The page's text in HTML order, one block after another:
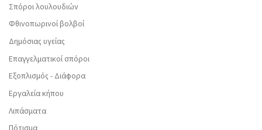
Σπόροι λουλουδιών
Φθινοπωρινοί βολβοί
Δημόσιας υγείας
Επαγγελματικοί σπόροι
Εξοπλισμός - Διάφορα
Εργαλεία κήπου
Λιπάσματα
Πότισμα